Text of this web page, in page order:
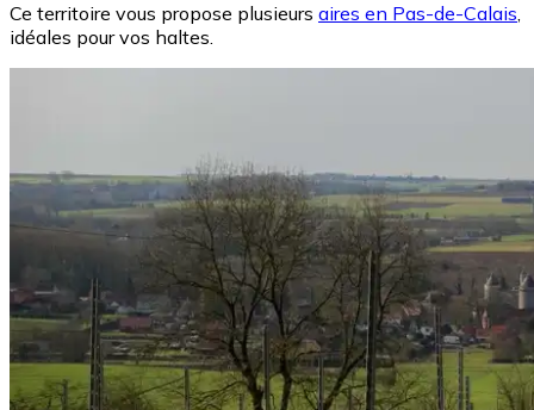
Ce territoire vous propose plusieurs aires en Pas-de-Calais,
idéales pour vos haltes.